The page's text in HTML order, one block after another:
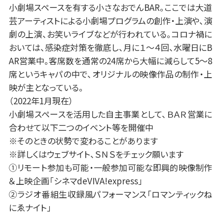
小劇場スペースを有する小さなおでんBAR。ここでは大道
芸アーティストによる小劇場プログラムの創作・上演や、演
劇の上演、お笑いライブなどが行われている。コロナ禍に
おいては、感染症対策を徹底し、月に１～４回、水曜日にB
AR営業中。客席数を通常の24席から大幅に減らして5～8
席というキャパの中で、オリジナルの映像作品の制作・上
映が主となっている。
（2022年1月現在）
小劇場スペースを活用した自主事業として、ＢＡＲ営業に
合わせて以下二つのイベント等を開催中
※そのときの状勢で変わることがあります
※詳しくはウェブサイト、ＳＮＳをチェック願います
①リモート参加も可能・一般参加可能な即興的映像制作
＆上映企画「シネマdeVIVA!express」
②ラジオ番組生収録風パフォーマンス「ロマンティックね
にゑナイト」